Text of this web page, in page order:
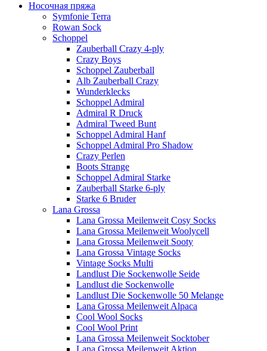
Носочная пряжа
Symfonie Terra
Rowan Sock
Schoppel
Zauberball Crazy 4-ply
Crazy Boys
Schoppel Zauberball
Alb Zauberball Crazy
Wunderklecks
Schoppel Admiral
Admiral R Druck
Admiral Tweed Bunt
Schoppel Admiral Hanf
Schoppel Admiral Pro Shadow
Crazy Perlen
Boots Strange
Schoppel Admiral Starke
Zauberball Starke 6-ply
Starke 6 Bruder
Lana Grossa
Lana Grossa Meilenweit Cosy Socks
Lana Grossa Meilenweit Woolycell
Lana Grossa Meilenweit Sooty
Lana Grossa Vintage Socks
Vintage Socks Multi
Landlust Die Sockenwolle Seide
Landlust die Sockenwolle
Landlust Die Sockenwolle 50 Melange
Lana Grossa Meilenweit Alpaca
Cool Wool Socks
Cool Wool Print
Lana Grossa Meilenweit Socktober
Lana Grossa Meilenweit Aktion